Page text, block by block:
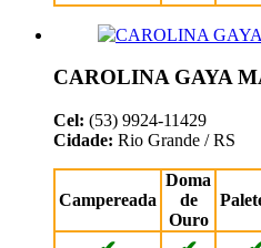
CAROLINA GAYA
Cel: (53) 9924-11429
Cidade: Rio Grande / RS
Campereada
Doma
de
Ouro